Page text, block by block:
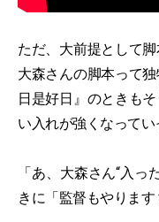
ただ、大前提として
大森さんの脚本って
日是好日』のときも
い入れが強くなってい
「あ、大森さん“入
きに「監督もやります